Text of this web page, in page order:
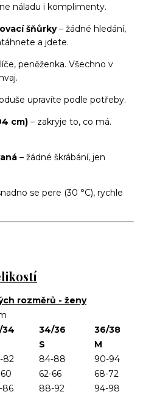
náladu i komplimenty.
šňůrky– žádné hledání,
a jdete.
peněženka. Všechno v
upravíte podle potřeby.
cm) – zakryje to, co má.
– žádné škrábání, jen
se pere (30 °C), rychle
rozměrů - ženy
34 34/36
36/38
S
M
82 84-88
90-94
62-66
68-72
86 88-92 94-98